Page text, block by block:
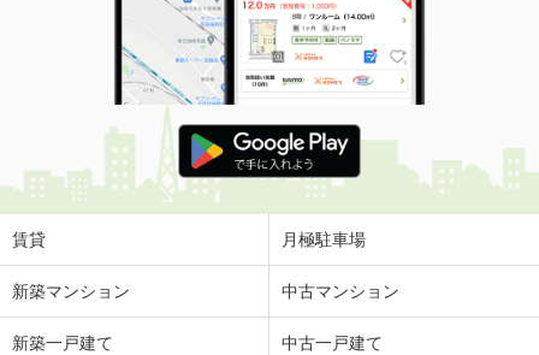
賃貸 月極駐車場
新築マンション 中古マンション
新築一戸建て 中古一戸建て